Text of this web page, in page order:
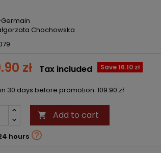
Chochowska
zł Save 16.10 zł
Tax included
30 days before promotion: 109.90 zł
 Add to cart
hours 